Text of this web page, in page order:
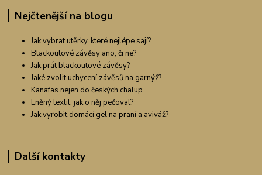
Nejčtenější na blogu
Jak vybrat utěrky, které nejlépe sají?
Blackoutové závěsy ano, či ne?
Jak prát blackoutové závěsy?
Jaké zvolit uchycení závěsů na garnýž?
Kanafas nejen do českých chalup.
Lněný textil, jak o něj pečovat?
Jak vyrobit domácí gel na praní a aviváž?
Další kontakty